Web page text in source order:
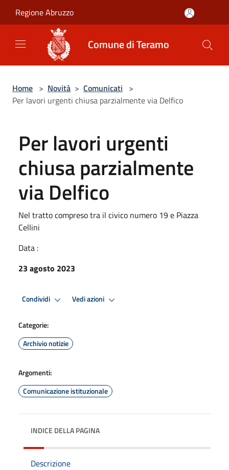
Regione Abruzzo
Comune di Teramo
Home > Novità > Comunicati >
Per lavori urgenti chiusa parzialmente via Delfico
Per lavori urgenti
chiusa parzialmente
via Delfico
Nel tratto compreso tra il civico numero 19 e Piazza
Cellini
Data :
23 agosto 2023
Condividi Vedi azioni
Categorie:
Archivio notizie
Argomenti:
Comunicazione istituzionale
INDICE DELLA PAGINA
Descrizione